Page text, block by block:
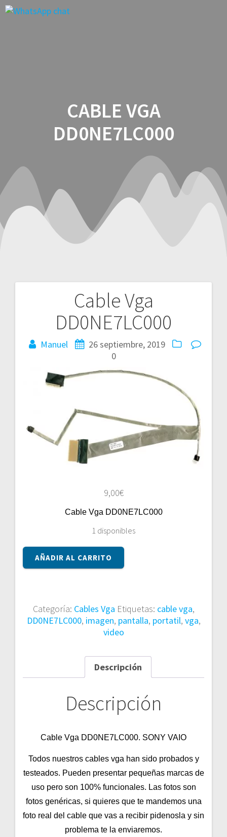
CABLE VGA
DD0NE7LC000
Cable Vga
DD0NE7LC000
Manuel
26 septiembre, 2019
0
9,00€
Cable Vga DD0NE7LC000
1 disponibles
Cable
Vga
AÑADIR AL CARRITO
Categoría: Cables Vga Etiquetas: cable vga,
DD0NE7LC000, imagen, pantalla, portatil, vga,
video
Descripción
Descripción
Cable Vga DD0NE7LC000. SONY VAIO
Todos nuestros cables vga han sido probados y
testeados. Pueden presentar pequeñas marcas de
uso pero son 100% funcionales. Las fotos son
fotos genéricas, si quieres que te mandemos una
foto real del cable que vas a recibir pidenosla y sin
problema te la enviaremos.
Navegación
entradas